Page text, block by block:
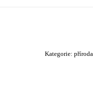
Kategorie: příroda